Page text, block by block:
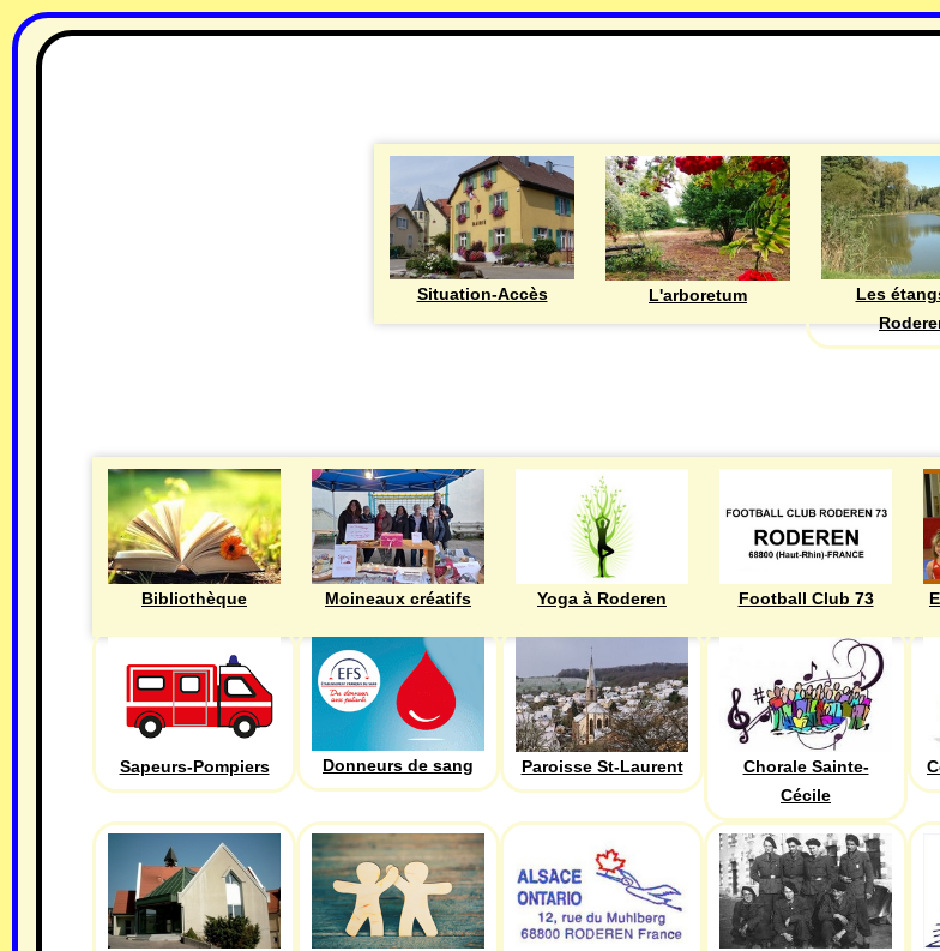
Situation-Accès L'arboretum
Les
Bibliothèque Moineaux créatifs Yoga à Roderen Football Club 73
Sapeurs-Pompiers Donneurs de sang Paroisse St-Laurent
Chorale Sainte-
Cécile